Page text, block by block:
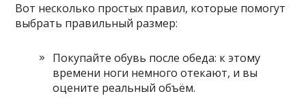
Вот несколько простых правил, которые помогут
выбрать правильный размер:
Покупайте обувь после обеда: к этому
времени ноги немного отекают, и вы
оцените реальный объём.